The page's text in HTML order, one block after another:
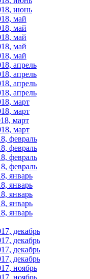
июнь
май
май
май
май
май
апрель
апрель
апрель
апрель
март
март
март
март
февраль
февраль
февраль
февраль
январь
январь
январь
январь
январь
декабрь
декабрь
декабрь
декабрь
ноябрь
ноябрь